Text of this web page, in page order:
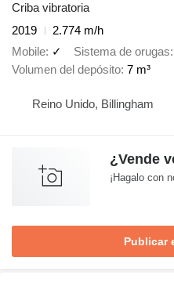
Criba vibratoria
2019
2.774 m/h
Mobile ✓ Sistema de orugas
Volumen del depósito 7 m³
Reino Unido, Billingham
¿Vende
¡Hagalo con
Publicar